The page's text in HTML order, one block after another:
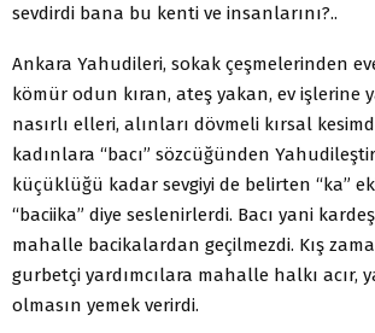
sevdirdi bana bu kenti ve insanlarını?..
Ankara Yahudileri, sokak çeşmelerinden
kömür odun kıran, ateş yakan, ev işlerine
nasırlı elleri, alınları dövmeli kırsal
kadınlara “bacı” sözcüğünden
küçüklüğü kadar sevgiyi de belirten “ka”
“baciika” diye seslenirlerdi. Bacı yani
mahalle bacikalardan geçilmezdi. Kış
gurbetçi yardımcılara mahalle halkı acır,
olmasın yemek verirdi.